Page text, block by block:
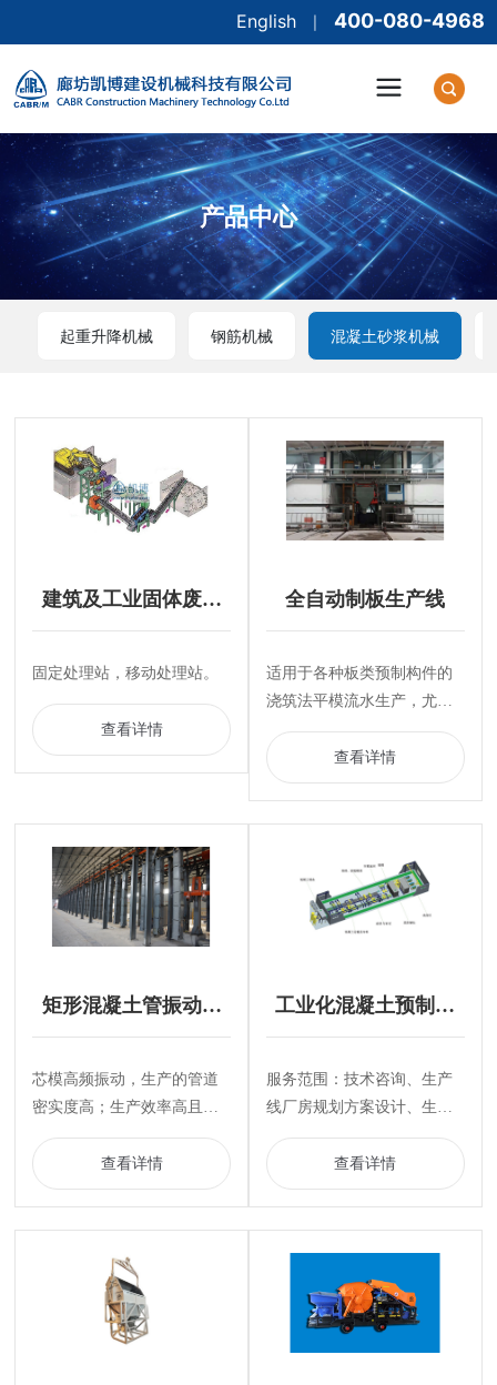
English| 400-080-4968
产品中心
起重升降机械 钢筋机械 混凝土砂浆机械
建筑及工业固体废弃
固定处理站，移动处理站。
查看详情
全自动制板生产线
适用于各种板类预制构件的
浇筑法平模流水生产，尤其
适用于轻型预制混凝土板的
查看详情
矩形混凝土管振动成
芯模高频振动，生产的管道
密实度高；生产效率高且适
应性强，配备相应的模具即
可生产各种规格的混凝土管
道；立式制管，节约场地。
查看详情
工业化混凝土预制构
服务范围：技术咨询、生产
线厂房规划方案设计、生产
线定制研发、生产线成套设
备制造（包括搅拌、布料、
浇筑、表面处理、升降板、
查看详情